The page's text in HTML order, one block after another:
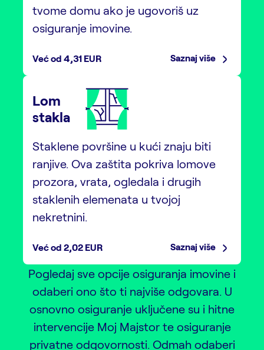
tvome domu ako je ugovoriš uz
osiguranje imovine.
Već od 4,31 EUR Saznaj više
Lom
stakla
Staklene površine u kući znaju biti
ranjive. Ova zaštita pokriva lomove
prozora, vrata, ogledala i drugih
staklenih elemenata u tvojoj
nekretnini.
Već od 2,02 EUR Saznaj više
Pogledaj sve opcije osiguranja imovine i
odaberi ono što ti najviše odgovara. U
osnovno osiguranje uključene su i hitne
intervencije Moj Majstor te osiguranje
privatne odgovornosti. Odmah odaberi